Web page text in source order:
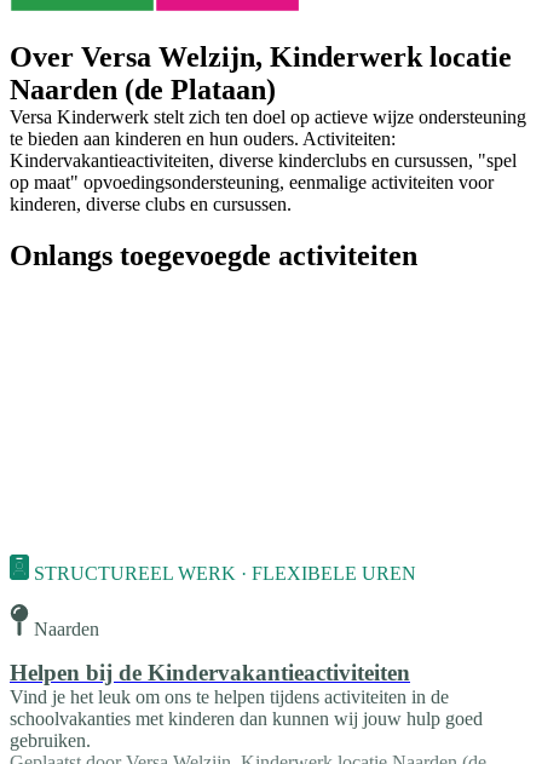
Over Versa Welzijn, Kinderwerk locatie
Naarden (de Plataan)
Versa Kinderwerk stelt zich ten doel op actieve wijze ondersteuning
te bieden aan kinderen en hun ouders. Activiteiten:
Kindervakantieactiviteiten, diverse kinderclubs en cursussen, "spel
op maat" opvoedingsondersteuning, eenmalige activiteiten voor
kinderen, diverse clubs en cursussen.
Onlangs toegevoegde activiteiten
STRUCTUREEL WERK · FLEXIBELE UREN
Naarden
Helpen bij de Kindervakantieactiviteiten
Vind je het leuk om ons te helpen tijdens activiteiten in de
schoolvakanties met kinderen dan kunnen wij jouw hulp goed
gebruiken.